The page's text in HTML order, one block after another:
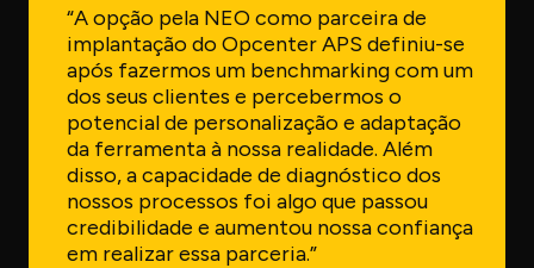
“A opção pela NEO como parceira de
implantação do Opcenter APS definiu-se
após fazermos um benchmarking com um
dos seus clientes e percebermos o
potencial de personalização e adaptação
da ferramenta à nossa realidade. Além
disso, a capacidade de diagnóstico dos
nossos processos foi algo que passou
credibilidade e aumentou nossa confiança
em realizar essa parceria.”